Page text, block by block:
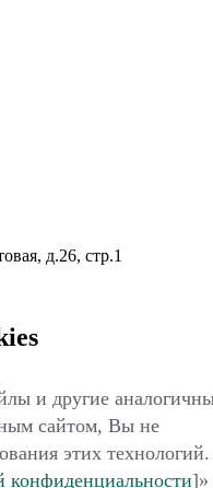
д.26, стр.1
и другие
сайтом, Вы не
этих технологий.
конфиденциальности]»